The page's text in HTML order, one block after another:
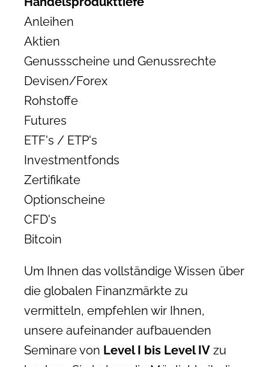
Anleihen
Aktien
Genussscheine und Genussrechte
Devisen/Forex
Rohstoffe
Futures
ETF's / ETP's
Investmentfonds
Zertifikate
Optionscheine
CFD's
Bitcoin
Um Ihnen das vollständige Wissen über
die globalen Finanzmärkte zu
vermitteln, empfehlen wir Ihnen,
unsere aufeinander aufbauenden
Seminare von Level I bis Level IV zu